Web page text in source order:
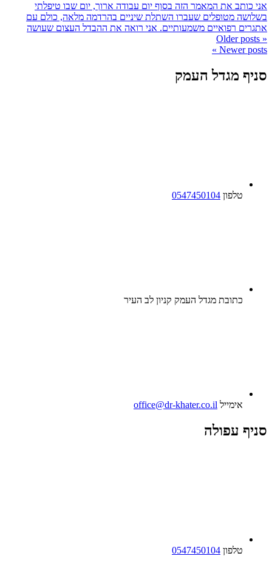
אני כותב את המאמר הזה בסוף יום עבודה ארוך, יום שבו טיפלתי
בשלושה מטופלים שעברו השתלת שיניים בהרדמה מלאה, כולם עם
אתגרים רפואיים משמעותיים. אני רואה את ההבדל העצום שעושה
«
Newer posts
»
סניף מגדל העמק
טלפון 0547450104
כתובת מגדל העמק קניון לב העיר
אימייל office@dr-khater.co.il
סניף עפולה
טלפון 0547450104